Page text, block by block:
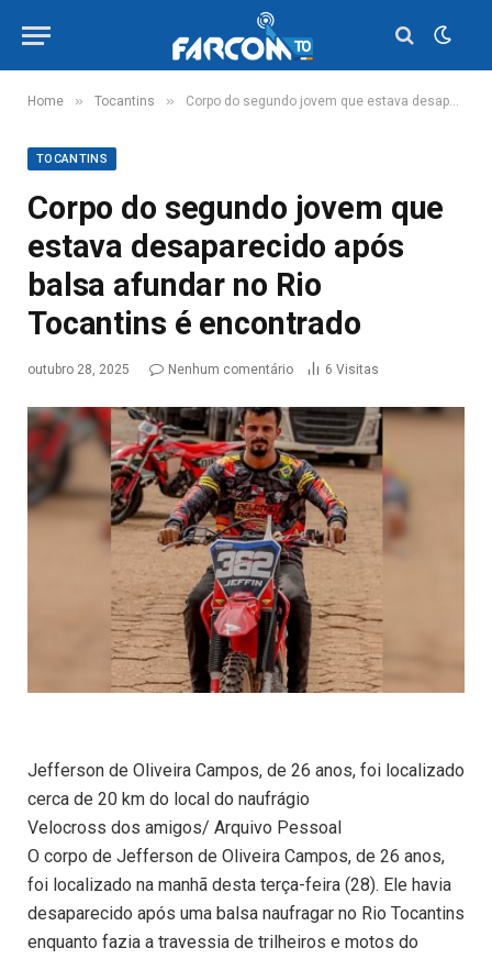
Home » Tocantins » Corpo do segundo jovem que estava desaparecido após balsa afundar no Rio Tocantins é encontrado
TOCANTINS
Corpo do segundo jovem que
estava desaparecido após
balsa afundar no Rio
Tocantins é encontrado
outubro 28, 2025 Nenhum comentário 6 Visitas
Jefferson de Oliveira Campos, de 26 anos, foi localizado
cerca de 20 km do local do naufrágio
Velocross dos amigos/ Arquivo Pessoal
O corpo de Jefferson de Oliveira Campos, de 26 anos,
foi localizado na manhã desta terça-feira (28). Ele havia
desaparecido após uma balsa naufragar no Rio Tocantins
enquanto fazia a travessia de trilheiros e motos do